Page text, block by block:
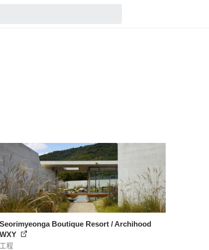
Seorimyeonga Boutique Resort / Archihood
WXY
工程